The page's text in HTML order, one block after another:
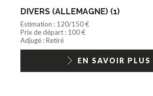
DIVERS (ALLEMAGNE) (1)
Estimation : 120/150 €
Prix de départ : 100 €
Adjugé : Retiré
EN SAVOIR PLUS